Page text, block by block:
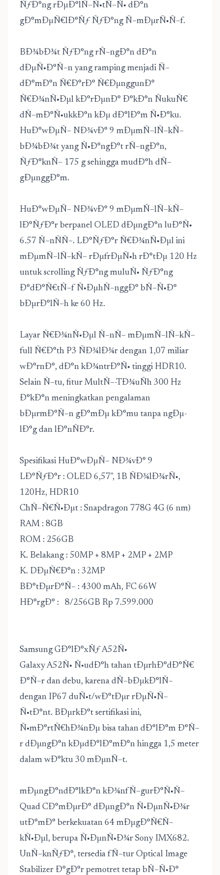
ÑƒÐ°ng rÐµÐ°lÑ–Ñ•tÑ–Ñ• dÐ°n
gÐ°mÐµÑ€lÐ°Ñƒ ÑƒÐ°ng Ñ–mÐµrÑ•Ñ–f.
BÐ¾bÐ¾t ÑƒÐ°ng rÑ–ngÐ°n dÐ°n
dÐµÑ•Ð°Ñ–n yang ramping menjadi Ñ–
dÐ°mÐ°n Ñ€Ð°rÐ° Ñ€ÐµnggunÐ°
Ñ€Ð¾nÑ•Ðµl kÐ°rÐµnÐ° Ð°kÐ°n ÑukuÑ€
dÑ–mÐ°Ñ•ukkÐ°n kÐµ dÐ°lÐ°m Ñ•Ð°ku.
HuÐ°wÐµÑ– NÐ¾vÐ° 9 mÐµmÑ–lÑ–kÑ–
bÐ¾bÐ¾t yang Ñ•Ð°ngÐ°t rÑ–ngÐ°n,
ÑƒÐ°knÑ– 175 g sehingga mudÐ°h dÑ–
gÐµnggÐ°m.
HuÐ°wÐµÑ– NÐ¾vÐ° 9 mÐµmÑ–lÑ–kÑ–
lÐ°ÑƒÐ°r berpanel OLED dÐµngÐ°n luÐ°Ñ•
6.57 Ñ–nÑÑ–. LÐ°ÑƒÐ°r Ñ€Ð¾nÑ•Ðµl ini
mÐµmÑ–lÑ–kÑ– rÐµfrÐµÑ•h rÐ°tÐµ 120 Hz
untuk scrolling ÑƒÐ°ng muluÑ• ÑƒÐ°ng
Ð°dÐ°Ñ€tÑ–f Ñ•ÐµhÑ–nggÐ° bÑ–Ñ•Ð°
bÐµrÐ°lÑ–h ke 60 Hz.
Layar Ñ€Ð¾nÑ•Ðµl Ñ–nÑ– mÐµmÑ–lÑ–kÑ–
full Ñ€Ð°th P3 ÑÐ¾lÐ¾r dengan 1,07 miliar
wÐ°rnÐ°, dÐ°n kÐ¾ntrÐ°Ñ• tinggi HDR10.
Selain Ñ–tu, fitur MultÑ–-TÐ¾uÑh 300 Hz
Ð°kÐ°n meningkatkan pengalaman
bÐµrmÐ°Ñ–n gÐ°mÐµ kÐ°mu tanpa ngÐµ-
lÐ°g dan lÐ°nÑÐ°r.
Spesifikasi HuÐ°wÐµÑ– NÐ¾vÐ° 9
LÐ°ÑƒÐ°r : OLED 6,57", 1B ÑÐ¾lÐ¾rÑ•,
120Hz, HDR10
ChÑ–Ñ€Ñ•Ðµt : Snapdragon 778G 4G (6 nm)
RAM : 8GB
ROM : 256GB
K. Belakang : 50MP + 8MP + 2MP + 2MP
K. DÐµÑ€Ð°n : 32MP
BÐ°tÐµrÐ°Ñ– : 4300 mAh, FC 66W
HÐ°rgÐ° : 8/256GB Rp 7.599.000
Samsung GÐ°lÐ°xÑƒ A52Ñ•
Galaxy A52Ñ• Ñ•udÐ°h tahan tÐµrhÐ°dÐ°Ñ€
Ð°Ñ–r dan debu, karena dÑ–bÐµkÐ°lÑ–
dengan IP67 duÑ•t/wÐ°tÐµr rÐµÑ•Ñ–
Ñ•tÐ°nt. BÐµrkÐ°t sertifikasi ini,
Ñ•mÐ°rtÑ€hÐ¾nÐµ bisa tahan dÐ°lÐ°m Ð°Ñ–
r dÐµngÐ°n kÐµdÐ°lÐ°mÐ°n hingga 1,5 meter
dalam wÐ°ktu 30 mÐµnÑ–t.
mÐµngÐ°ndÐ°lkÐ°n kÐ¾nfÑ–gurÐ°Ñ•Ñ–
Quad CÐ°mÐµrÐ° dÐµngÐ°n Ñ•ÐµnÑ•Ð¾r
utÐ°mÐ° berkekuatan 64 mÐµgÐ°Ñ€Ñ–
kÑ•Ðµl, berupa Ñ•ÐµnÑ•Ð¾r Sony IMX682.
UnÑ–knÑƒÐ°, tersedia fÑ–tur Optical Image
Stabilizer Ð°gÐ°r pemotret tetap bÑ–Ñ•Ð°